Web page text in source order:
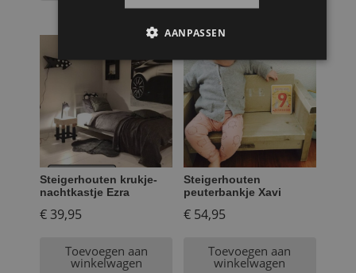
Steigerhouten krukje-
nachtkastje Ezra
€39,95
Toevoegen aan
winkelwagen
Steigerhouten
peuterbankje Xavi
€54,95
Toevoegen aan
winkelwagen
AANPASSEN